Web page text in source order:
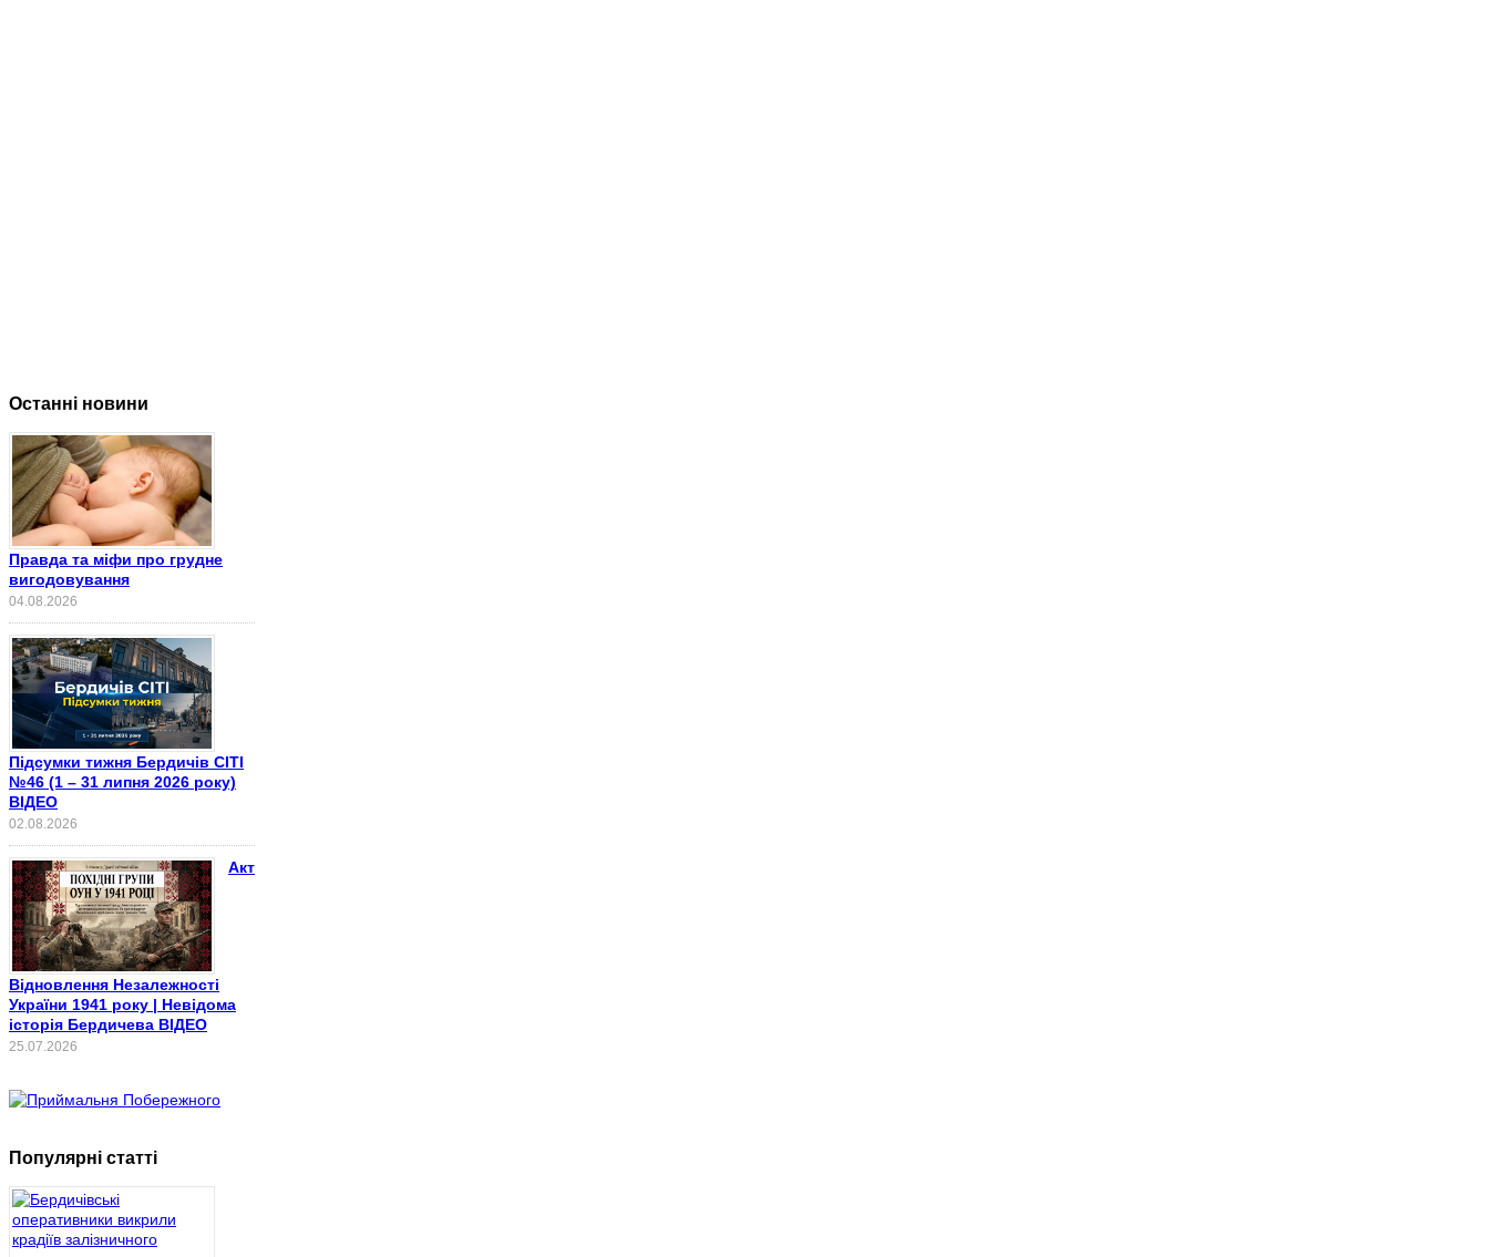
Останні новини
Правда та міфи про грудне
вигодовування
04.08.2026
Підсумки тижня Бердичів СІТІ
№46 (1 – 31 липня 2026 року)
ВІДЕО
02.08.2026
Акт
Відновлення Незалежності
України 1941 року | Невідома
історія Бердичева ВІДЕО
25.07.2026
Популярні статті